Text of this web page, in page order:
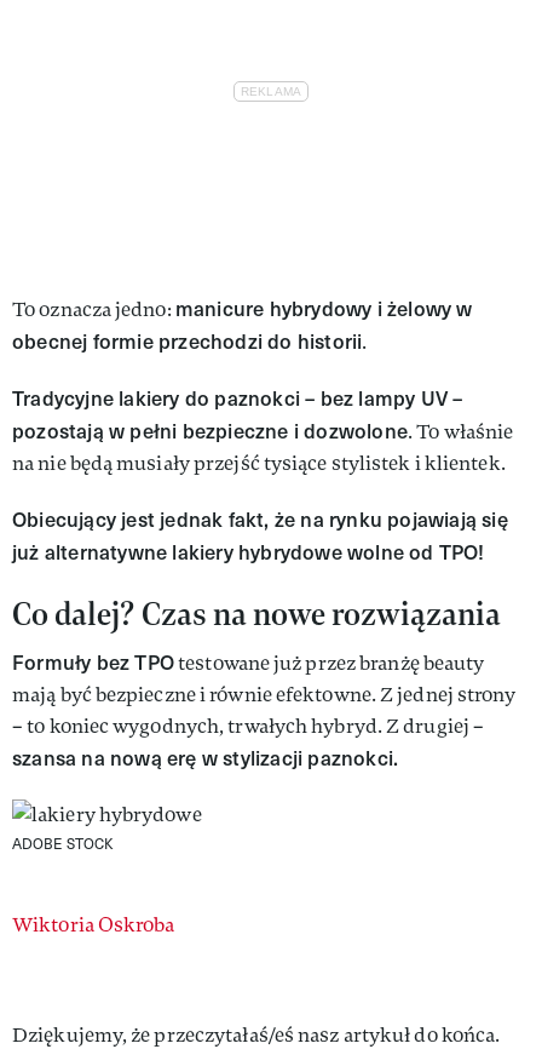
To oznacza jedno: manicure hybrydowy i żelowy w
obecnej formie przechodzi do historii.
Tradycyjne lakiery do paznokci – bez lampy UV –
pozostają w pełni bezpieczne i dozwolone. To właśnie
na nie będą musiały przejść tysiące stylistek i klientek.
Obiecujący jest jednak fakt, że na rynku pojawiają się
już alternatywne lakiery hybrydowe wolne od TPO!
Co dalej? Czas na nowe rozwiązania
Formuły bez TPOtestowane już przez branżę beauty
mają być bezpieczne i równie efektowne. Z jednej strony
– to koniec wygodnych, trwałych hybryd. Z drugiej –
szansa na nową erę w stylizacji paznokci.
ADOBE STOCK
Authors
Wiktoria Oskroba
Dziękujemy, że przeczytałaś/eś nasz artykuł do końca.